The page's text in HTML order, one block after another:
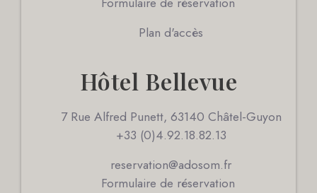
Plan d'accès
Hôtel Bellevue
7 Rue Alfred Punett, 63140 Châtel-Guyon
+33 (0)4.92.18.82.13
reservation@adosom.fr
Formulaire de réservation